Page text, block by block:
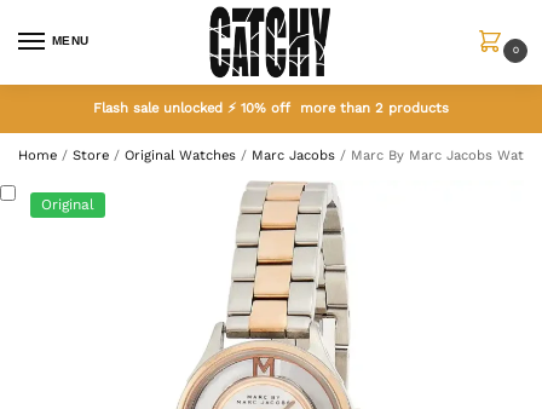
MENU
0
Flash sale unlocked ⚡ 10% off more than 2 products
Home / Store / Original Watches / Marc Jacobs / Marc By Marc Jacobs
Original